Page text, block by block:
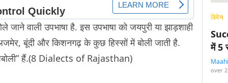
जाने वाली उपभाषा है. इस उपभाषा को जयपुरी या झाड़शाही
बूंदी और किशनगढ़ के कुछ हिस्सों में बोली जाती है.
हैं.(8 Dialects of Rajasthan)
विमेन
में 5
over